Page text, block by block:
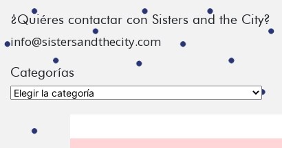
¿Quiéres contactar con Sisters and the City?
info@sistersandthecity.com
Categorías
Categorías